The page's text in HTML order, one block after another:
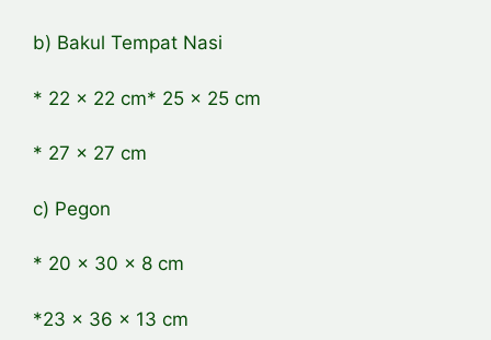
b) Bakul Tempat Nasi
* 22 x 22 cm* 25 x 25 cm
* 27 x 27 cm
c) Pegon
* 20 x 30 x 8 cm
*23 x 36 x 13 cm